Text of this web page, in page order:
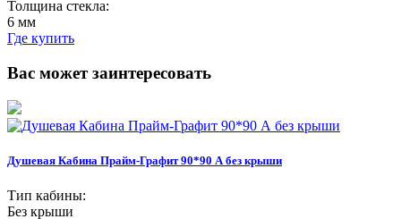
Толщина стекла:
6 мм
Где купить
Вас может заинтересовать
Душевая Кабина Прайм-Графит 90*90 А без крыши
Тип кабины:
Без крыши